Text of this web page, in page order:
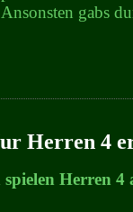
gabs
Herren 4
Herren 4